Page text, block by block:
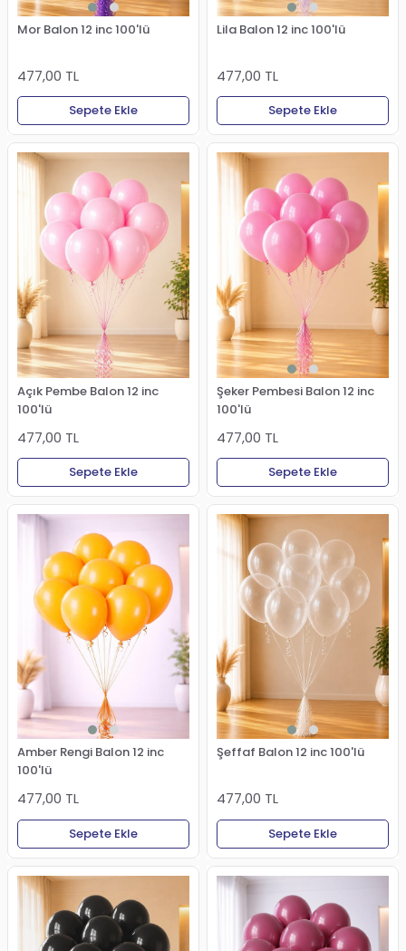
Mor Balon 12 inc 100'lü
477,00 TL
Sepete Ekle
Lila Balon 12 inc 100'lü
477,00 TL
Sepete Ekle
Açık Pembe Balon 12 inc
100'lü
477,00 TL
Sepete Ekle
Şeker Pembesi Balon 12 inc
100'lü
477,00 TL
Sepete Ekle
Amber Rengi Balon 12 inc
100'lü
477,00 TL
Sepete Ekle
Şeffaf Balon 12 inc 100'lü
477,00 TL
Sepete Ekle